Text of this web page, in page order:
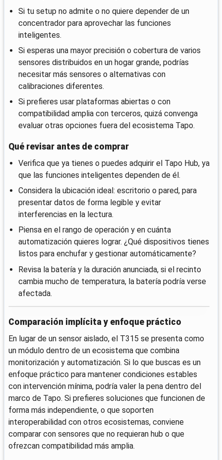
Si tu setup no admite o no quiere depender de un
concentrador para aprovechar las funciones
inteligentes.
Si esperas una mayor precisión o cobertura de varios
sensores distribuidos en un hogar grande, podrías
necesitar más sensores o alternativas con
calibraciones diferentes.
Si prefieres usar plataformas abiertas o con
compatibilidad amplia con terceros, quizá convenga
evaluar otras opciones fuera del ecosistema Tapo.
Qué revisar antes de comprar
Verifica que ya tienes o puedes adquirir el Tapo Hub, ya
que las funciones inteligentes dependen de él.
Considera la ubicación ideal: escritorio o pared, para
presentar datos de forma legible y evitar
interferencias en la lectura.
Piensa en el rango de operación y en cuánta
automatización quieres lograr. ¿Qué dispositivos tienes
listos para enchufar y gestionar automáticamente?
Revisa la batería y la duración anunciada, si el recinto
cambia mucho de temperatura, la batería podría verse
afectada.
Comparación implícita y enfoque práctico
En lugar de un sensor aislado, el T315 se presenta como
un módulo dentro de un ecosistema que combina
monitorización y automatización. Si lo que buscas es un
enfoque práctico para mantener condiciones estables
con intervención mínima, podría valer la pena dentro del
marco de Tapo. Si prefieres soluciones que funcionen de
forma más independiente, o que soporten
interoperabilidad con otros ecosistemas, conviene
comparar con sensores que no requieran hub o que
ofrezcan compatibilidad más amplia.